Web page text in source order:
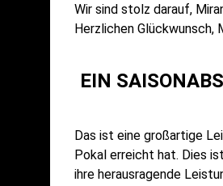
Wir sind stolz darauf,
Herzlichen Glückwunsch,
EIN
Das ist eine großartige
Pokal erreicht hat. Dies
ihre herausragende